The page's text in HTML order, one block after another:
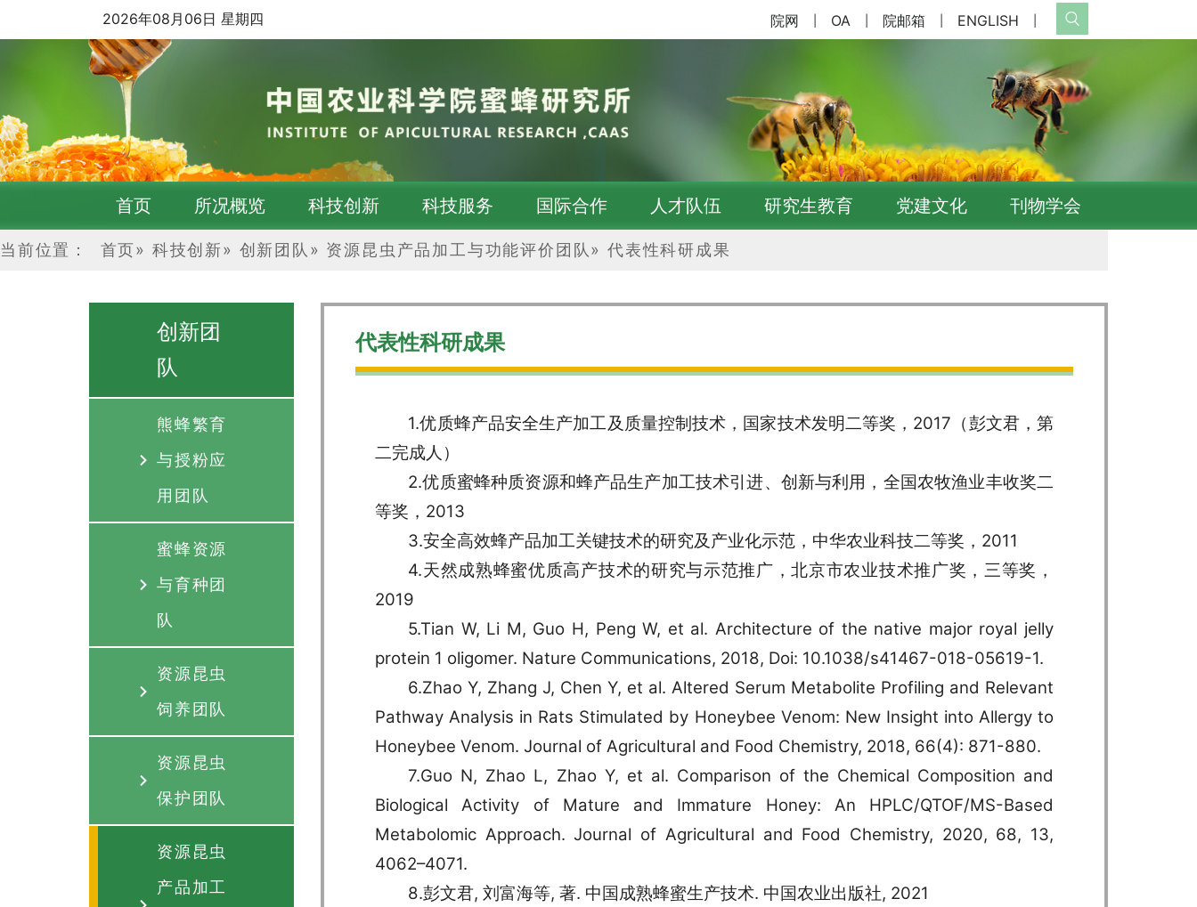
2026年08月06日 星期四 院网 OA 院邮箱 ENGLISH
首页 所况概览 科技创新 科技服务 国际合作 人才队伍 研究生教育 党建文化 刊物学会
当前位置： 首页» 科技创新» 创新团队 » 资源昆虫产品加工与功能评价团队 »代表性科研成果
创新团
队
熊蜂繁育
与授粉应
用团队
蜜蜂资源
与育种团
队
资源昆虫
饲养团队
资源昆虫
保护团队
资源昆虫
产品加工
代表性科研成果
1.优质蜂产品安全生产加工及质量控制技术，国家技术发明二等奖，2017（彭文君，第
二完成人）
2.优质蜜蜂种质资源和蜂产品生产加工技术引进、创新与利用，全国农牧渔业丰收奖二
等奖，2013
3.安全高效蜂产品加工关键技术的研究及产业化示范，中华农业科技二等奖，2011
4.天然成熟蜂蜜优质高产技术的研究与示范推广，北京市农业技术推广奖，三等奖，
2019
5.Tian W, Li M, Guo H, Peng W, et al. Architecture of the native major royal jelly
protein 1 oligomer. Nature Communications, 2018, Doi: 10.1038/s41467-018-05619-1.
6.Zhao Y, Zhang J, Chen Y, et al. Altered Serum Metabolite Profiling and Relevant
Pathway Analysis in Rats Stimulated by Honeybee Venom: New Insight into Allergy to
Honeybee Venom. Journal of Agricultural and Food Chemistry, 2018, 66(4): 871-880.
7.Guo N, Zhao L, Zhao Y, et al. Comparison of the Chemical Composition and
Biological Activity of Mature and Immature Honey: An HPLC/QTOF/MS-Based
Metabolomic Approach. Journal of Agricultural and Food Chemistry, 2020, 68, 13,
4062–4071.
8.彭文君, 刘富海等, 著. 中国成熟蜂蜜生产技术. 中国农业出版社, 2021